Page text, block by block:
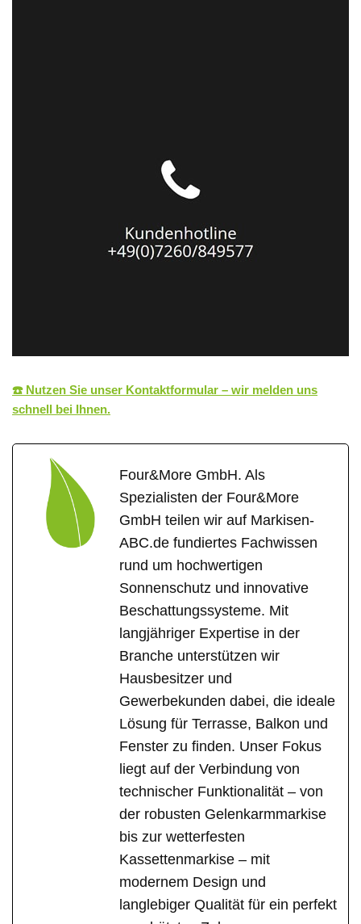
☎️ Nutzen Sie unser Kontaktformular – wir melden uns
schnell bei Ihnen.
Four&More GmbH. Als
Spezialisten der Four&More
GmbH teilen wir auf Markisen-
ABC.de fundiertes Fachwissen
rund um hochwertigen
Sonnenschutz und innovative
Beschattungssysteme. Mit
langjähriger Expertise in der
Branche unterstützen wir
Hausbesitzer und
Gewerbekunden dabei, die ideale
Lösung für Terrasse, Balkon und
Fenster zu finden. Unser Fokus
liegt auf der Verbindung von
technischer Funktionalität – von
der robusten Gelenkarmmarkise
bis zur wetterfesten
Kassettenmarkise – mit
modernem Design und
langlebiger Qualität für ein perfekt